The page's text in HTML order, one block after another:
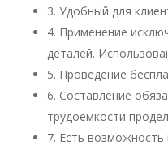
3. Удобный для
4. Применение
деталей.
5. Проведение
6. Составление
трудоемкости
7. Есть